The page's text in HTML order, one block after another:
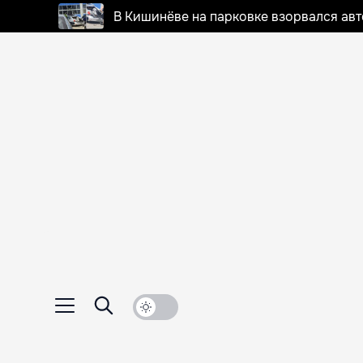
В Кишинёве на парковке взорвался